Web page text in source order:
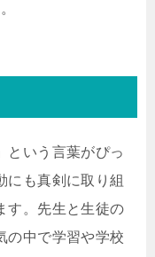
という言葉がぴっ
にも真剣に取り組
す。先生と生徒の
の中で学習や学校